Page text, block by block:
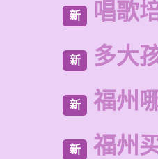
新 唱歌
新 多大
新 福州
新 福州